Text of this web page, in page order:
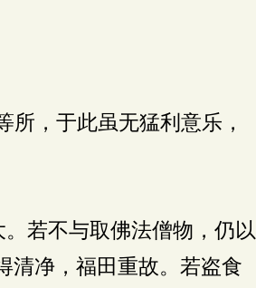
，于此虽无猛利意乐，
若不与取佛法僧物，仍以
清净，福田重故。若盗食